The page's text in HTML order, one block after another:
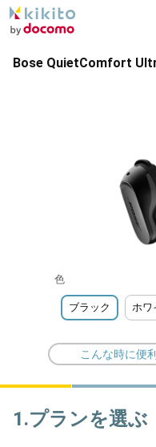
Bose QuietComfort
色
ブラック ホワ
こんな時に便
1.プランを選ぶ